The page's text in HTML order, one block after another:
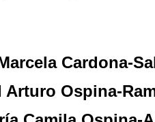
Cardona-
Arturo Ospina-